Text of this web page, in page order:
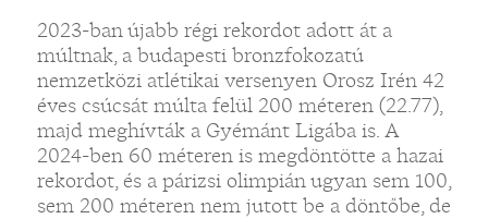
2023-ban újabb régi rekordot adott át a
múltnak, a budapesti bronzfokozatú
nemzetközi atlétikai versenyen Orosz Irén 42
éves csúcsát múlta felül 200 méteren (22.77),
majd meghívták a Gyémánt Ligába is. A
2024-ben 60 méteren is megdöntötte a hazai
rekordot, és a párizsi olimpián ugyan sem 100,
sem 200 méteren nem jutott be a döntőbe, de